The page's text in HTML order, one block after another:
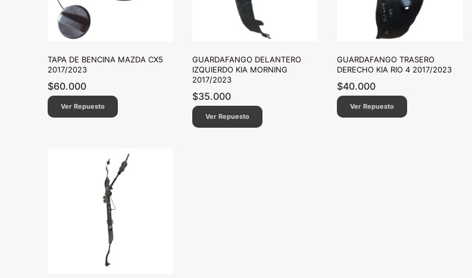
TAPA DE BENCINA MAZDA CX5
2017/2023
$60.000
Ver Repuesto
GUARDAFANGO DELANTERO
IZQUIERDO KIA MORNING
2017/2023
$35.000
Ver Repuesto
GUARDAFANGO TRASERO
DERECHO KIA RIO 4 2017/2023
$40.000
Ver Repuesto